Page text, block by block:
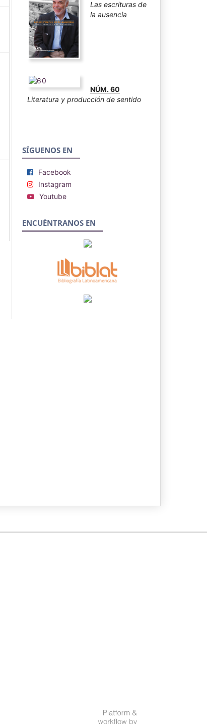
Las escrituras de
la ausencia
NÚM. 60
Literatura y producción de sentido
SÍGUENOS EN
Facebook
Instagram
Youtube
ENCUÉNTRANOS EN